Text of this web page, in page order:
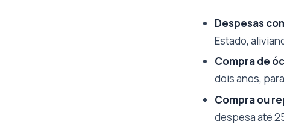
Despesas
Estado,
Compra de
dois anos,
Compra ou
despesa até